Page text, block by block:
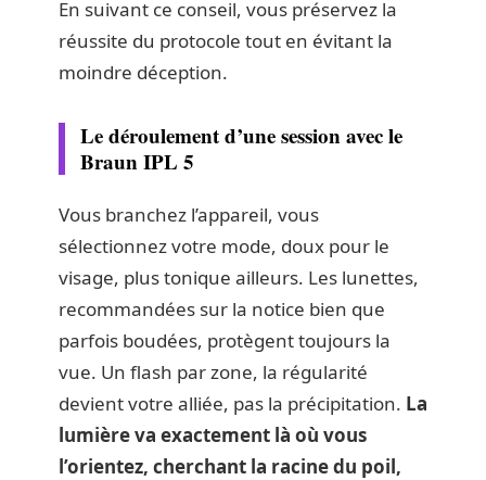
En suivant ce conseil, vous préservez la
réussite du protocole tout en évitant la
moindre déception.
Le déroulement d’une session avec le
Braun IPL 5
Vous branchez l’appareil, vous
sélectionnez votre mode, doux pour le
visage, plus tonique ailleurs. Les lunettes,
recommandées sur la notice bien que
parfois boudées, protègent toujours la
vue. Un flash par zone, la régularité
devient votre alliée, pas la précipitation. La
lumière va exactement là où vous
l’orientez, cherchant la racine du poil,